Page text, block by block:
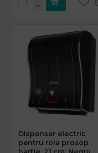
Dispenser electric
pentru rola prosop